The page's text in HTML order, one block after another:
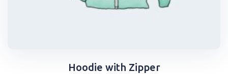
Hoodie with Zipper